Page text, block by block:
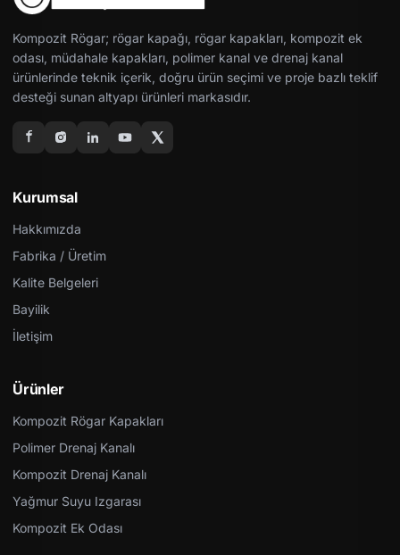
Kompozit Rögar; rögar kapağı, rögar kapakları, kompozit ek
odası, müdahale kapakları, polimer kanal ve drenaj kanal
ürünlerinde teknik içerik, doğru ürün seçimi ve proje bazlı teklif
desteği sunan altyapı ürünleri markasıdır.
Kurumsal
Hakkımızda
Fabrika / Üretim
Kalite Belgeleri
Bayilik
İletişim
Ürünler
Kompozit Rögar Kapakları
Polimer Drenaj Kanalı
Kompozit Drenaj Kanalı
Yağmur Suyu Izgarası
Kompozit Ek Odası